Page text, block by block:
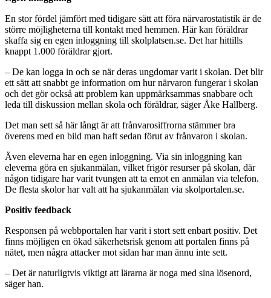
En stor fördel jämfört med tidigare sätt att föra närvarostatistik är de
större möjligheterna till kontakt med hemmen. Här kan föräldrar
skaffa sig en egen inloggning till skolplatsen.se. Det har hittills
knappt 1.000 föräldrar gjort.
– De kan logga in och se när deras ungdomar varit i skolan. Det blir
ett sätt att snabbt ge information om hur närvaron fungerar i skolan
och det gör också att problem kan uppmärksammas snabbare och
leda till diskussion mellan skola och föräldrar, säger Åke Hallberg.
Det man sett så här långt är att frånvarosiffrorna stämmer bra
överens med en bild man haft sedan förut av frånvaron i skolan.
Även eleverna har en egen inloggning. Via sin inloggning kan
eleverna göra en sjukanmälan, vilket frigör resurser på skolan, där
någon tidigare har varit tvungen att ta emot en anmälan via telefon.
De flesta skolor har valt att ha sjukanmälan via skolportalen.se.
Positiv feedback
Responsen på webbportalen har varit i stort sett enbart positiv. Det
finns möjligen en ökad säkerhetsrisk genom att portalen finns på
nätet, men några attacker mot sidan har man ännu inte sett.
– Det är naturligtvis viktigt att lärarna är noga med sina lösenord,
säger han.